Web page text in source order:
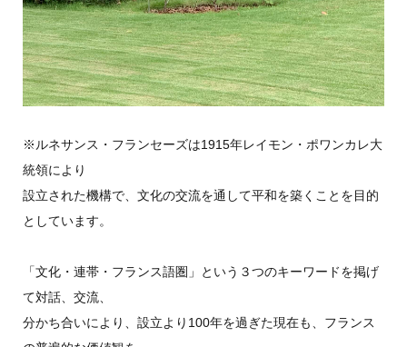
※ルネサンス・フランセーズは1915年レイモン・ポワンカレ大
統領により
設立された機構で、文化の交流を通して平和を築くことを目的
としています。
「文化・連帯・フランス語圏」という３つのキーワードを掲げ
て対話、交流、
分かち合いにより、設立より100年を過ぎた現在も、フランス